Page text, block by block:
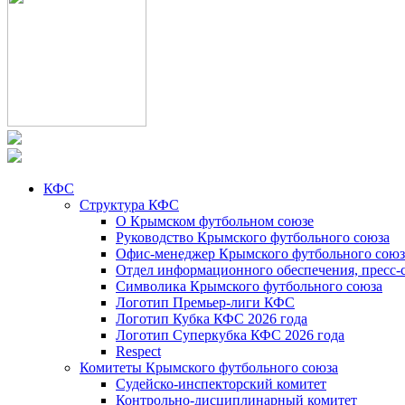
КФС
Структура КФС
О Крымском футбольном союзе
Руководство Крымского футбольного союза
Офис-менеджер Крымского футбольного
Отдел информационного обеспечения, пресс-
Символика Крымского футбольного союза
Логотип Премьер-лиги КФС
Логотип Кубка КФС 2026 года
Логотип Суперкубка КФС 2026 года
Respect
Комитеты Крымского футбольного союза
Судейско-инспекторский комитет
Контрольно-дисциплинарный комитет